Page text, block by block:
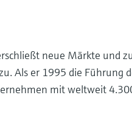
neue Märkte und
Als er 1995 die Führung
mit weltweit